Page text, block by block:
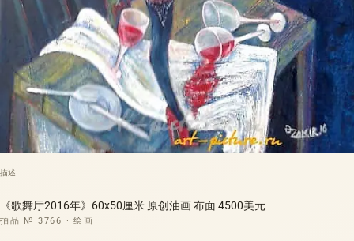
描述
《歌舞厅2016年》60x50厘米 原创油画 布面 4500美元
拍品 № 3766 · 绘画